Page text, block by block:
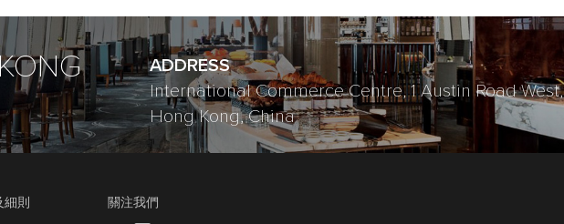
ADDRESS
International Commerce Centre, 1 Austin Road West,
Hong Kong, China
細則 關注我們